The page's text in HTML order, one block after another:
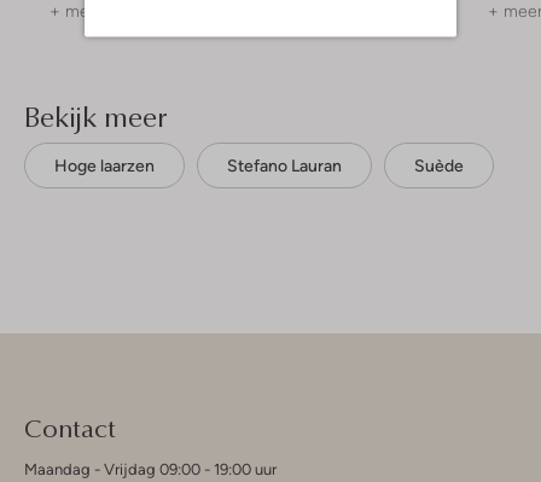
+ meer kleuren +
Bekijk meer
Hoge laarzen Stefano Lauran Suède
Contact
Maandag - Vrijdag 09:00 - 19:00 uur